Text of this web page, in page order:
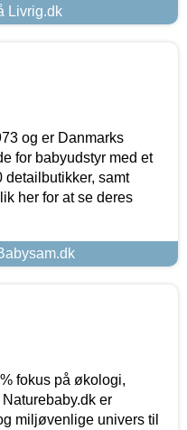
Livrig.dk
og er Danmarks
for babyudstyr med et
samt
her for at se deres
fokus på økologi,
er
miljøvenlige univers til